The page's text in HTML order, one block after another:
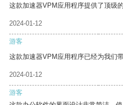
这款加速器VPM应用程序提供了顶级
2024-01-12
游客
这款加速器VPM应用程序已经为我们
2024-01-12
游客